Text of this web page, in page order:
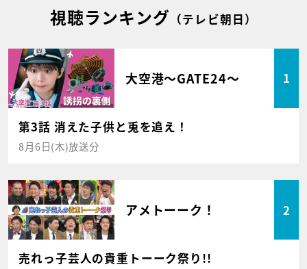
視聴ランキング （テレビ朝日）
大空港～GATE24～ 1
第3話 消えた子供と兎を追え！
8月6日(木)放送分
アメトーーク！ 2
売れっ子芸人の貴重トーーク祭り!!